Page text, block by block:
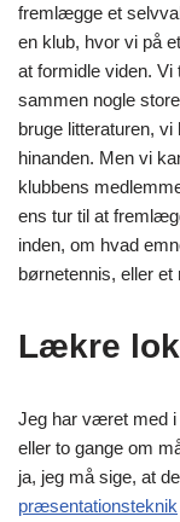
fremlægge et
en klub, hvor vi på
at formidle viden. Vi
sammen nogle
bruge litteraturen,
hinanden. Men vi
klubbens
ens tur til at
inden, om hvad
børnetennis, eller
Lækre
Jeg har været med i
eller to gange om
ja, jeg må sige, at
præsentationsteknik